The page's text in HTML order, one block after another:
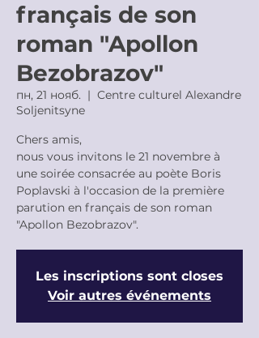
français de son
roman "Apollon
Bezobrazov"
пн, 21 нояб.
  |
Centre culturel Alexandre
Soljenitsyne
Chers amis,
nous vous invitons le 21 novembre à
une soirée consacrée au poète Boris
Poplavski à l'occasion de la première
parution en français de son roman
"Apollon Bezobrazov".
Les inscriptions sont closes
Voir autres événements